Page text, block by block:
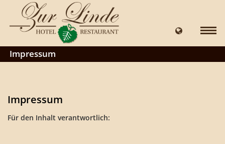
Impressum
Impressum
Für den Inhalt verantwortlich: